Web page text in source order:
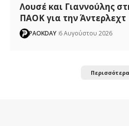
Λουσέ και Γιαννούλης
ΠΑΟΚ για την Άντερλεχτ
PAOKDAY 6 Αυγούστου 2026
Περισσότερα